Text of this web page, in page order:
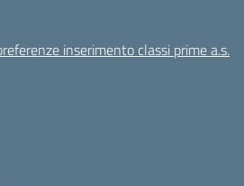
inserimento classi prime a.s.